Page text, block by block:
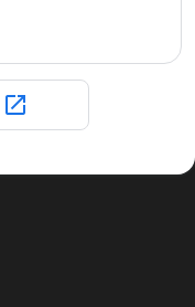
open_in_new